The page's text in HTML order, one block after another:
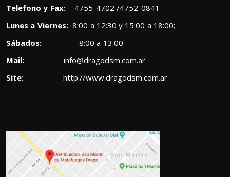
Telefono y Fax:4755-4702 /4752-0841
Lunes a Viernes:8:00 a 12:30 y 15:00 a 18:00;
Sábados: 8:00 a 13:00
Mail:
info@dragodsm.com.ar
Site:
http://www.dragodsm.com.ar